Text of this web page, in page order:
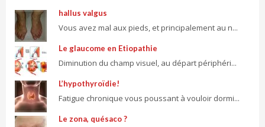
hallus valgus
Vous avez mal aux pieds, et principalement au n...
Le glaucome en Etiopathie
Diminution du champ visuel, au départ périphéri...
L’hypothyroïdie!
Fatigue chronique vous poussant à vouloir dormi...
Le zona, quésaco ?